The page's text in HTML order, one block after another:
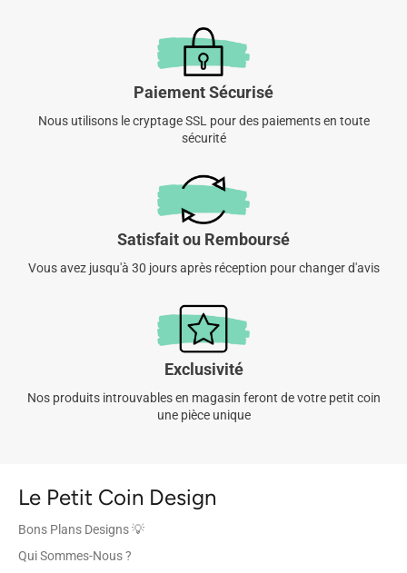
Paiement Sécurisé
Nous utilisons le cryptage SSL pour des paiements en toute
sécurité
Satisfait ou Remboursé
Vous avez jusqu'à 30 jours après réception pour changer d'avis
Exclusivité
Nos produits introuvables en magasin feront de votre petit coin
une pièce unique
Le Petit Coin Design
Bons Plans Designs 💡
Qui Sommes-Nous ?